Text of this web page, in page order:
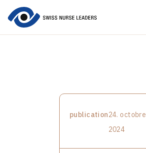
publication24. octobre
2024